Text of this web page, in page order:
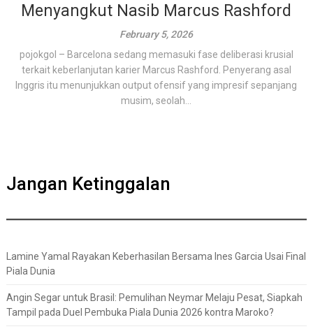
Menyangkut Nasib Marcus Rashford
February 5, 2026
pojokgol – Barcelona sedang memasuki fase deliberasi krusial
terkait keberlanjutan karier Marcus Rashford. Penyerang asal
Inggris itu menunjukkan output ofensif yang impresif sepanjang
musim, seolah...
Jangan Ketinggalan
Lamine Yamal Rayakan Keberhasilan Bersama Ines Garcia Usai Final
Piala Dunia
Angin Segar untuk Brasil: Pemulihan Neymar Melaju Pesat, Siapkah
Tampil pada Duel Pembuka Piala Dunia 2026 kontra Maroko?